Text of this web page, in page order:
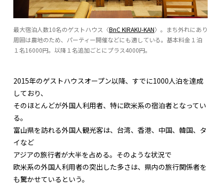
最大宿泊人数10名のゲストハウス〈BnC KIRAKU-KAN〉。まち外れにあり
周囲は農地のため、パーティー開催などにも適している。基本料金１泊
１名16000円。以降１名追加ごとにプラス4000円。
2015年のゲストハウスオープン以降、すでに1000人泊を達成
しており、
そのほとんどが外国人利用者、特に欧米系の宿泊者となってい
る。
富山県を訪れる外国人観光客は、台湾、香港、中国、韓国、タ
イなど
アジアの旅行者が大半を占める。そのような状況で
欧米系の外国人利用者の突出した多さは、県内の旅行関係者を
も驚かせているという。